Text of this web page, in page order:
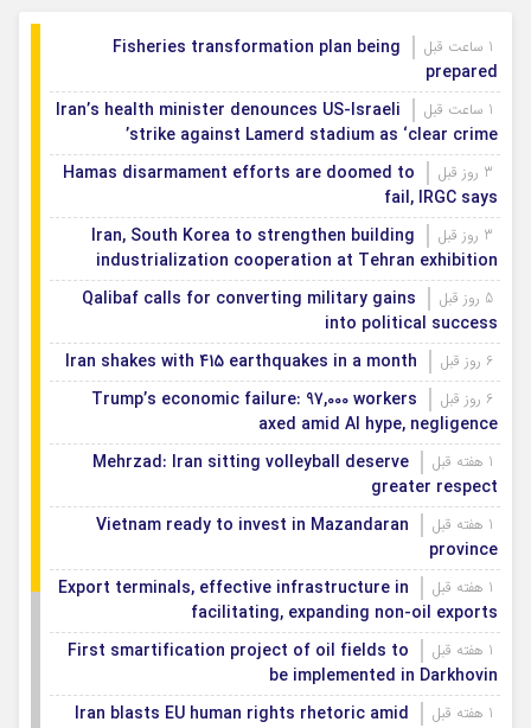
Fisheries transformation plan being
prepared
Iran’s health minister denounces US-Israeli
strike against Lamerd stadium as ‘clear crime’
Hamas disarmament efforts are doomed to
fail, IRGC says
Iran, South Korea to strengthen building
industrialization cooperation at Tehran exhibition
Qalibaf calls for converting military gains
into political success
Iran shakes with 415 earthquakes in a month
Trump’s economic failure: 97,000 workers
axed amid AI hype, negligence
Mehrzad: Iran sitting volleyball deserve
greater respect
Vietnam ready to invest in Mazandaran
province
Export terminals, effective infrastructure in
facilitating, expanding non-oil exports
First smartification project of oil fields to
be implemented in Darkhovin
Iran blasts EU human rights rhetoric amid